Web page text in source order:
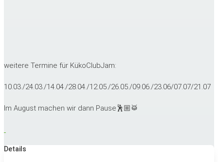
weitere Termine für KükoClubJam:
10.03./24.03./14.04./28.04./12.05./26.05./09.06./23.06/07.07/21.07
Im August machen wir dann Pause🕺🏼🥁
Details